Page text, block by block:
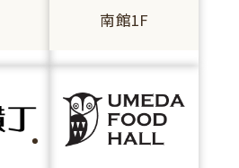
南館1F